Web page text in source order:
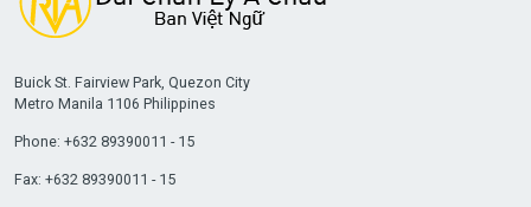
Buick St. Fairview Park, Quezon City
Metro Manila 1106 Philippines
Phone: +632 89390011 - 15
Fax: +632 89390011 - 15